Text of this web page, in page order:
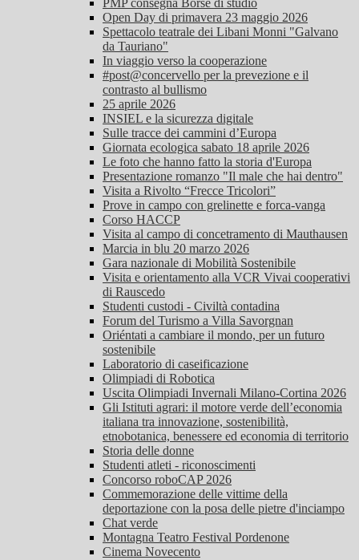
PMP consegna Borse di studio
Open Day di primavera 23 maggio 2026
Spettacolo teatrale dei Libani Monni "Galvano
da Tauriano"
In viaggio verso la cooperazione
#post@concervello per la prevezione e il
contrasto al bullismo
25 aprile 2026
INSIEL e la sicurezza digitale
Sulle tracce dei cammini d’Europa
Giornata ecologica sabato 18 aprile 2026
Le foto che hanno fatto la storia d'Europa
Presentazione romanzo "Il male che hai dentro"
Visita a Rivolto “Frecce Tricolori”
Prove in campo con grelinette e forca-vanga
Corso HACCP
Visita al campo di concetramento di Mauthausen
Marcia in blu 20 marzo 2026
Gara nazionale di Mobilità Sostenibile
Visita e orientamento alla VCR Vivai cooperativi
di Rauscedo
Studenti custodi - Civiltà contadina
Forum del Turismo a Villa Savorgnan
Oriéntati a cambiare il mondo, per un futuro
sostenibile
Laboratorio di caseificazione
Olimpiadi di Robotica
Uscita Olimpiadi Invernali Milano-Cortina 2026
Gli Istituti agrari: il motore verde dell’economia
italiana tra innovazione, sostenibilità,
etnobotanica, benessere ed economia di territorio
Storia delle donne
Studenti atleti - riconoscimenti
Concorso roboCAP 2026
Commemorazione delle vittime della
deportazione con la posa delle pietre d'inciampo
Chat verde
Montagna Teatro Festival Pordenone
Cinema Novecento